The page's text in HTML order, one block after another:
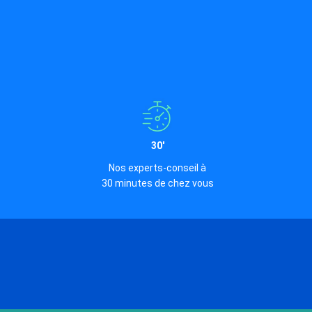
30'
Nos experts-conseil à
30 minutes de chez vous